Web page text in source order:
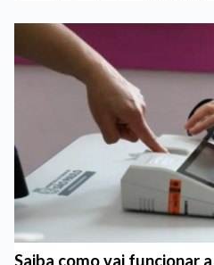
Saiba como vai funcionar